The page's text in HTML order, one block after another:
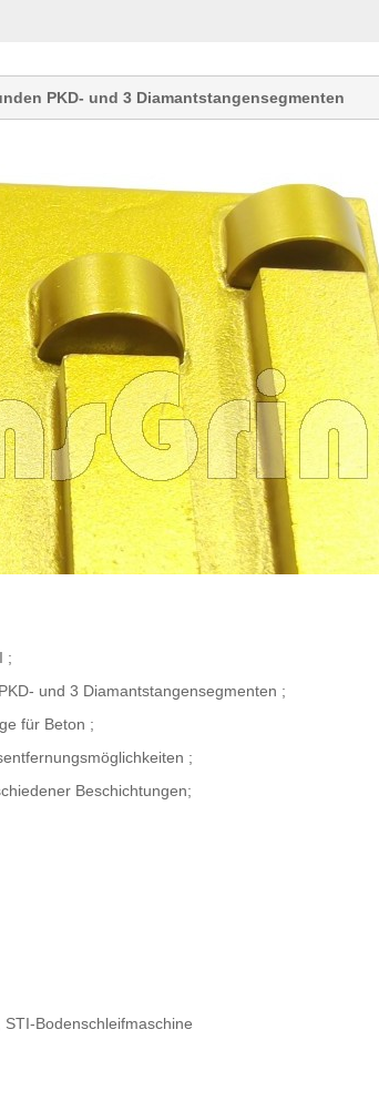
PKD- und 3 Diamantstangensegmenten
;
und 3 Diamantstangensegmenten ;
für Beton ;
;
Beschichtungen;
Bodenschleifmaschine